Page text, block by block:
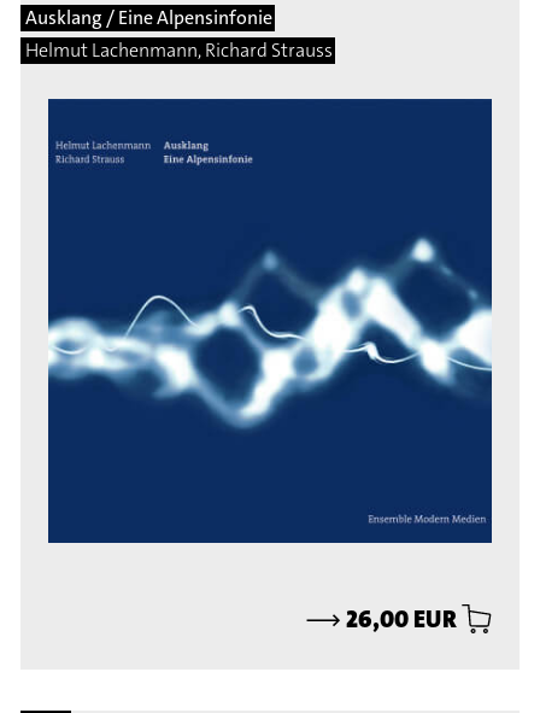
Ausklang / Eine Alpensinfonie
Helmut Lachenmann, Richard Strauss
⟶26,00 EUR